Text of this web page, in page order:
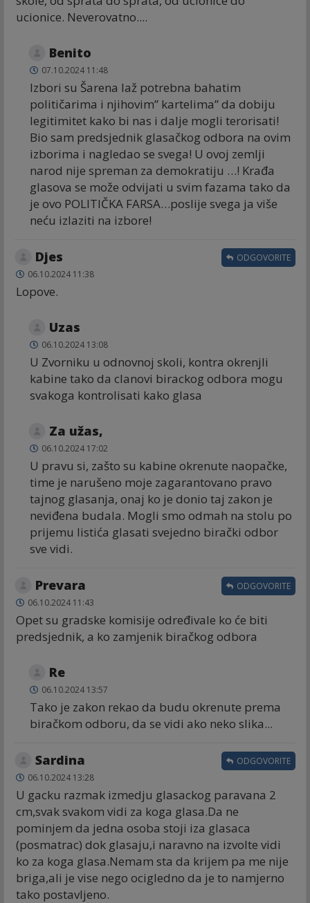
ucionice. Neverovatno....
Benito
07.10.2024 11:48
Izbori su Šarena laž potrebna bahatim
političarima i njihovim” kartelima” da dobiju
legitimitet kako bi nas i dalje mogli terorisati!
Bio sam predsjednik glasačkog odbora na ovim
izborima i nagledao se svega! U ovoj zemlji
narod nije spreman za demokratiju …! Krađa
glasova se može odvijati u svim fazama tako da
je ovo POLITIČKA FARSA…poslije svega ja više
neću izlaziti na izbore!
Djes
06.10.2024 11:38
Lopove.
ODGOVORITE
Uzas
06.10.2024 13:08
U Zvorniku u odnovnoj skoli, kontra okrenjli
kabine tako da clanovi birackog odbora mogu
svakoga kontrolisati kako glasa
Za užas,
06.10.2024 17:02
U pravu si, zašto su kabine okrenute naopačke,
time je narušeno moje zagarantovano pravo
tajnog glasanja, onaj ko je donio taj zakon je
neviđena budala. Mogli smo odmah na stolu po
prijemu listića glasati svejedno birački odbor
sve vidi.
Prevara
06.10.2024 11:43
Opet su gradske komisije određivale ko će biti
predsjednik, a ko zamjenik biračkog odbora
ODGOVORITE
Re
06.10.2024 13:57
Tako je zakon rekao da budu okrenute prema
biračkom odboru, da se vidi ako neko slika...
Sardina
06.10.2024 13:28
U gacku razmak izmedju glasackog paravana 2
cm,svak svakom vidi za koga glasa.Da ne
pominjem da jedna osoba stoji iza glasaca
(posmatrac) dok glasaju,i naravno na izvolte vidi
ko za koga glasa.Nemam sta da krijem pa me nije
briga,ali je vise nego ocigledno da je to namjerno
tako postavljeno.
ODGOVORITE